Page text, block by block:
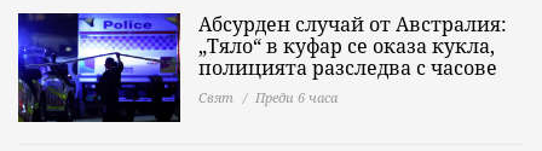
Абсурден случай от Австралия:
„Тяло“ в куфар се оказа кукла,
полицията разследва с часове
Свят Преди 6 часа